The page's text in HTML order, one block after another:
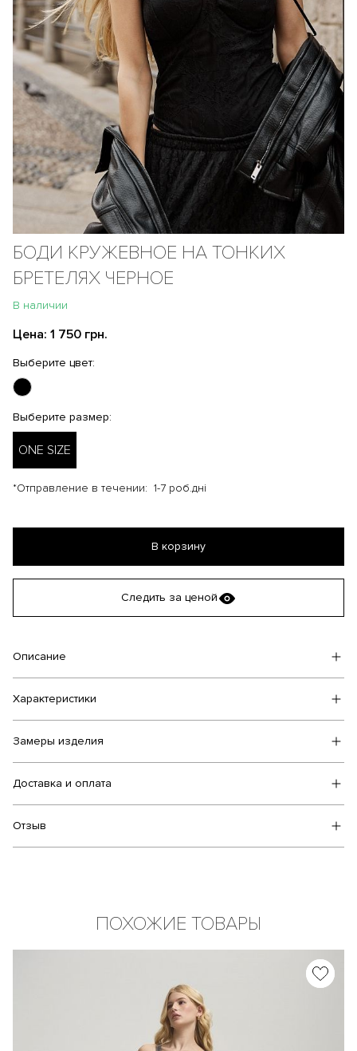
БОДИ КРУЖЕВНОЕ НА ТОНКИХ
БРЕТЕЛЯХ ЧЕРНОЕ
В наличии
Цена: 1 750 грн.
Выберите цвет:
Выберите размер:
ONE SIZE
*Отправление в течении: 1-7 роб.дні
В корзину
Следить за ценой
Описание
Характеристики
Замеры изделия
Доставка и оплата
Отзыв
ПОХОЖИЕ ТОВАРЫ